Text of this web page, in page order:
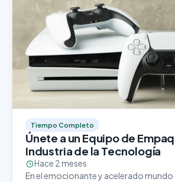
Tiempo Completo
Únete a un Equipo de
Industria de la Tecnología
Hace 2 meses
En el emocionante y acelerado mundo